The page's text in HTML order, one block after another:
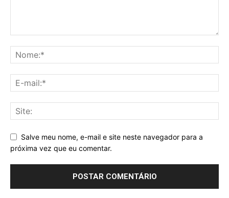
Salve meu nome, e-mail e site neste navegador para a
próxima vez que eu comentar.